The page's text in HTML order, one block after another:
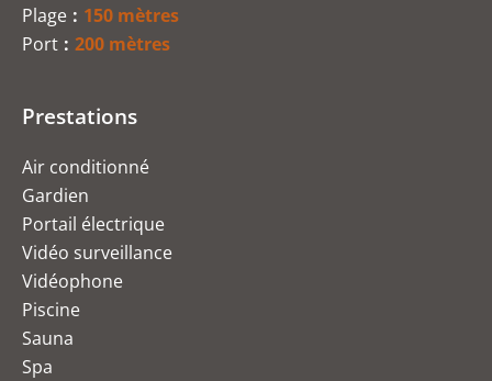
Plage
150 mètres
Port
200 mètres
Prestations
Air conditionné
Gardien
Portail électrique
Vidéo surveillance
Vidéophone
Piscine
Sauna
Spa